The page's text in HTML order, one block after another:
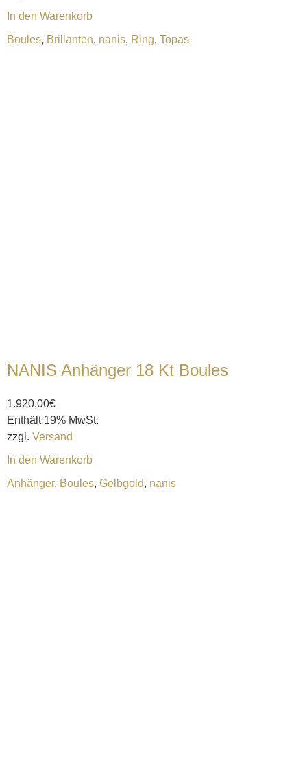
In den Warenkorb
Boules, Brillanten, nanis, Ring, Topas
NANIS Anhänger 18 Kt Boules
1.920,00€
Enthält 19% MwSt.
zzgl. Versand
In den Warenkorb
Anhänger, Boules, Gelbgold, nanis